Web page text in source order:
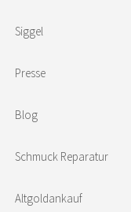
Siggel
Presse
Blog
Schmuck Reparatur
Altgoldankauf